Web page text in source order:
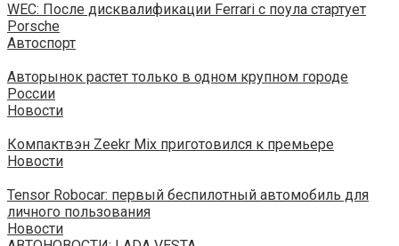
WEC: После дисквалификации Ferrari с поула стартует
Porsche
Автоспорт
Авторынок растет только в одном крупном городе
России
Новости
Компактвэн Zeekr Mix приготовился к премьере
Новости
Tensor Robocar: первый беспилотный автомобиль для
личного пользования
Новости